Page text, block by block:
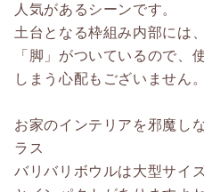
人気があるシーンです。
土台となる枠組み内部には
「脚」がついているので、
しまう心配もございません。
お家のインテリアを邪魔し
ラス
バリバリボウルは大型サイ